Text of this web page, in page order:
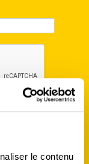
le contenu